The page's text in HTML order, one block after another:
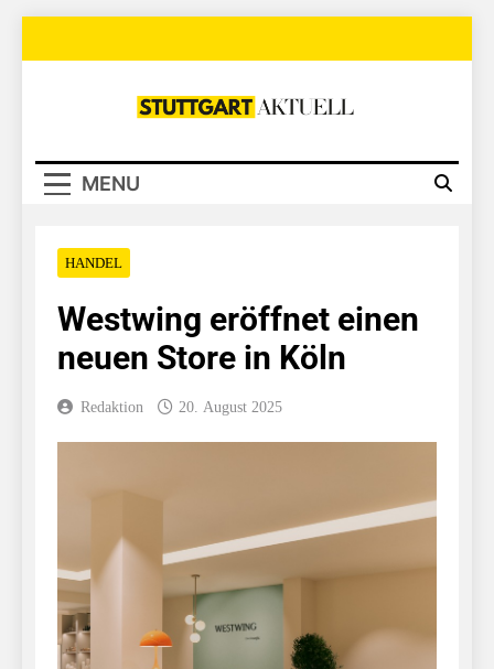
Stuttgart
MENU
HANDEL
Westwing eröffnet einen
neuen Store in Köln
Redaktion 20. August 2025